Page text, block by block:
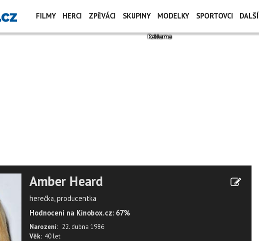
FILMY HERCI ZPĚVÁCI SKUPINY MODELKY SPORTOVCI DALŠÍ
Amber Heard
herečka, producentka
Hodnocení na Kinobox.cz: 67%
Narození: 22. dubna 1986
Věk: 40 let